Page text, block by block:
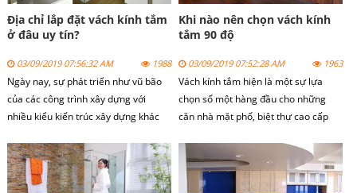
Địa chỉ lắp đặt vách kính tắm
ở đâu uy tín?
03/09/2019 07:56:32 AM 1988
Ngày nay, sự phát triển như vũ bão
của các công trình xây dựng với
nhiều kiểu kiến trúc xây dựng khác
Đi cùng với sự phát triển đó là sự
phát triển của các loại vật liệu xây
dựng đặc biệt là vách kính tắm.
Khi nào nên chọn vách kính
tắm 90 độ
03/09/2019 07:52:28 AM 1963
Vách kính tắm hiện là một sự lựa
chọn số một hàng đầu cho những
căn nhà mặt phố, biệt thự cao cấp